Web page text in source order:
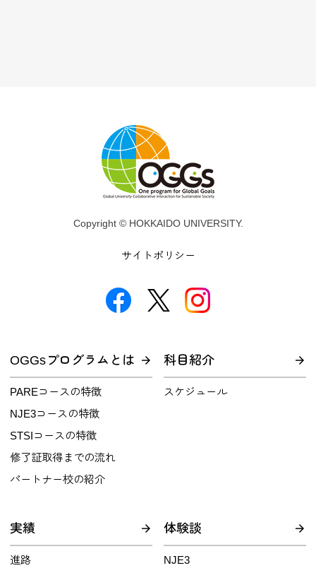
Copyright © HOKKAIDO UNIVERSITY.
サイトポリシー
OGGsプログラムとは
PAREコースの特徴
NJE3コースの特徴
STSIコースの特徴
修了証取得までの流れ
パートナー校の紹介
科目紹介
スケジュール
実績
進路
体験談
NJE3